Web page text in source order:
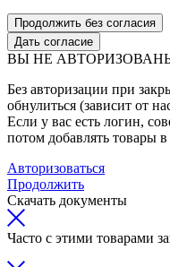
Продолжить без согласия
Дать согласие
ВЫ НЕ
Без авторизации при
обнулиться (зависит от
Если у вас есть логин,
потом добавлять товары в
Авторизоваться
Продолжить
Скачать документы
Часто с этими товарами